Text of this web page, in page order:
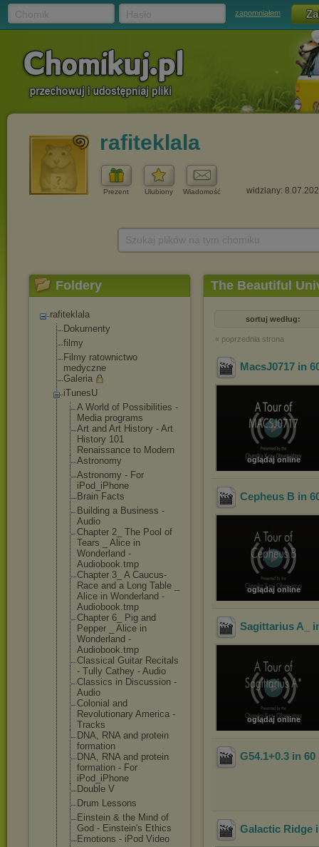
zapomniałem
rafiteklala
Prezent Ulubiony Wiadomość widziany:
Foldery
rafiteklala
Dokumenty
filmy
Filmy ratownictwo
medyczne
Galeria
iTunesU
A World of Possibilities -
Media programs
Art and Art History - Art
History 101
Renaissance to Modern
Astronomy
Astronomy - For
iPod_iPhone
Brain Facts
Building a Business -
Audio
Chapter 2_ The Pool of
Tears _ Alice in
Wonderland -
Audiobook.tmp
Chapter 3_ A Caucus-
Race and a Long Table _
Alice in Wonderland -
Audiobook.tmp
Chapter 6_ Pig and
Pepper _ Alice in
Wonderland -
Audiobook.tmp
Classical Guitar Recitals
- Tully Cathey - Audio
Classics in Discussion -
Audio
Colonial and
Revolutionary America -
Tracks
DNA, RNA and protein
formation
DNA, RNA and protein
formation - For
iPod_iPhone
Double V
Drum Lessons
Einstein & the Mind of
God - Einstein's Ethics
Emotions - iPod Video
The Beautiful
sortuj według:
« poprzednia strona
MacsJ0717 in
oglądaj online
Cepheus B in
oglądaj online
Sagittarius A_
oglądaj online
G54.1+0.3 in
Galactic Ridge